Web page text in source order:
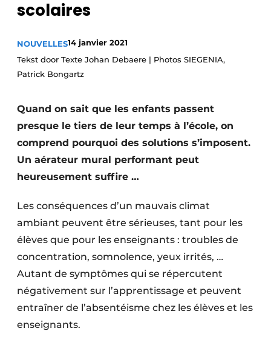
Termes et conditions
Contrôle d’accès
Éclairage
Fondations
Façades
Géotextiles
Infrastructures souterraines et égouttage
Protection solaire
Rénovation
scolaires
NOUVELLES14 janvier 2021
Tekst door Texte Johan Debaere | Photos SIEGENIA,
Patrick Bongartz
Quand on sait que les enfants passent
presque le tiers de leur temps à l’école, on
comprend pourquoi des solutions s’imposent.
Un aérateur mural performant peut
heureusement suffire …
Les conséquences d’un mauvais climat
ambiant peuvent être sérieuses, tant pour les
élèves que pour les enseignants : troubles de
concentration, somnolence, yeux irrités, …
Autant de symptômes qui se répercutent
négativement sur l’apprentissage et peuvent
entraîner de l’absentéisme chez les élèves et les
enseignants.